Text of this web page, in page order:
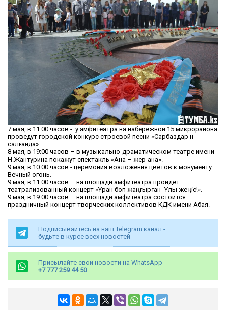
7 мая, в 11:00 часов - у амфитеатра на набережной 15 микрорайона
проведут городской конкурс строевой песни «Сарбаздар ән
салғанда».
8 мая, в 19:00 часов – в музыкально-драматическом театре имени
Н.Жантурина покажут спектакль «Ана – жер-ана».
9 мая, в 10:00 часов - церемония возложения цветов к монументу
Вечный огонь.
9 мая, в 11:00 часов – на площади амфитеатра пройдет
театрализованный концерт «Ұран боп жаңғырған- Ұлы жеңіс!».
9 мая, в 19:00 часов – на площади амфитеатра состоится
праздничный концерт творческих коллективов КДК имени Абая.
Подписывайтесь на наш Telegram канал -
будьте в курсе всех новостей
Присылайте свои новости на WhatsApp
+7 777 259 44 50